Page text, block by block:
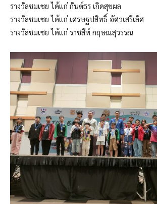
รางวัลชมเชย ได้แก่ กันต์ธร เกิดสุขผล
รางวัลชมเชย ได้แก่ เศรษฐปสิทธิ์ อัศวเสรีเลิศ
รางวัลชมเชย ได้แก่ ราชสีห์ กฤษณสุวรรณ